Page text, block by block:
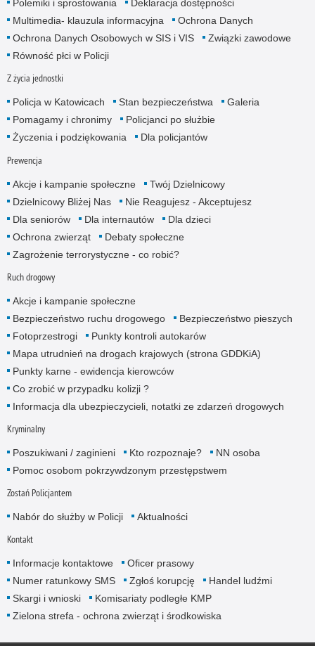
Polemiki i sprostowania
Deklaracja dostępności
Multimedia- klauzula informacyjna
Ochrona Danych
Ochrona Danych Osobowych w SIS i VIS
Związki zawodowe
Równość płci w Policji
Z życia jednostki
Policja w Katowicach Stan bezpieczeństwa
Galeria
Pomagamy i chronimy
Policjanci po służbie
Życzenia i podziękowania
Dla policjantów
Prewencja
Akcje i kampanie społeczne
Twój Dzielnicowy
Dzielnicowy Bliżej Nas
Nie Reagujesz - Akceptujesz
Dla seniorów
Dla internautów
Dla dzieci
Ochrona zwierząt
Debaty społeczne
Zagrożenie terrorystyczne - co robić?
Ruch drogowy
Akcje i kampanie społeczne
Bezpieczeństwo ruchu drogowego
Bezpieczeństwo pieszych
Fotoprzestrogi
Punkty kontroli autokarów
Mapa utrudnień na drogach krajowych (strona GDDKiA)
Punkty karne - ewidencja kierowców
Co zrobić w przypadku kolizji ?
Informacja dla ubezpieczycieli, notatki ze zdarzeń drogowych
Kryminalny
Poszukiwani / zaginieni Kto rozpoznaje?
NN osoba
Pomoc osobom pokrzywdzonym przestępstwem
Zostań Policjantem
Nabór do służby w Policji Aktualności
Kontakt
Informacje kontaktowe
Oficer prasowy
Numer ratunkowy SMS
Zgłoś korupcję
Handel ludźmi
Skargi i wnioski
Komisariaty podległe KMP
Zielona strefa - ochrona zwierząt i środkowiska